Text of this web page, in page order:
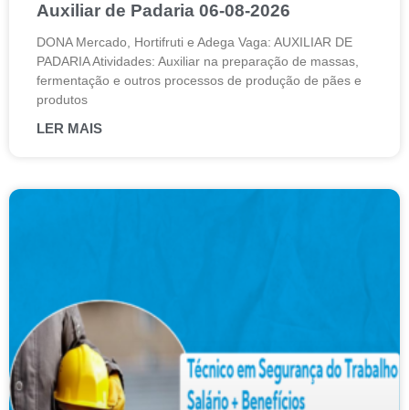
Auxiliar de Padaria 06-08-2026
DONA Mercado, Hortifruti e Adega Vaga: AUXILIAR DE
PADARIA Atividades: Auxiliar na preparação de massas,
fermentação e outros processos de produção de pães e
produtos
LER MAIS